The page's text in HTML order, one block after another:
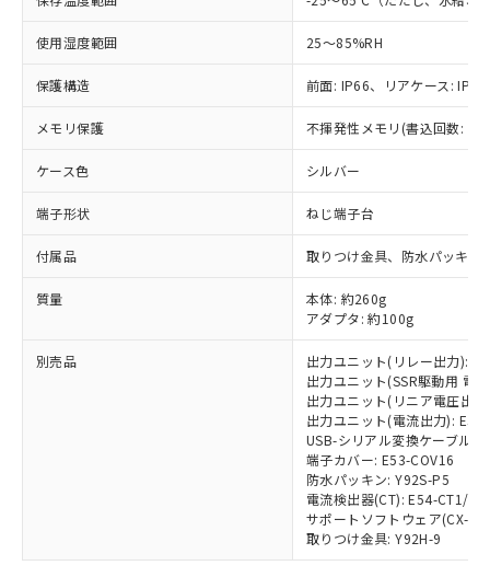
使用湿度範囲 25～85%RH
保護構造 前面: IP66、リアケース:
メモリ保護 不揮発性メモリ(書込回数:
ケース色 シルバー
端子形状 ねじ端子台
付属品 取りつけ金具、防水パッキン
質量
本体: 約260g
アダプタ: 約100g
別売品
出力ユニット(リレー出力):
出力ユニット(SSR駆動用 電
出力ユニット(リニア電圧出
出力ユニット(電流出力):
USB-シリアル変換ケーブル:
端子カバー: E53-COV16
防水パッキン: Y92S-P5
電流検出器(CT): E54-CT1/
サポートソフトウェア(CX-
取りつけ金具: Y92H-9
当社制御機器事業取扱商品の中には、
本サービスの対象外となる商品もある
記載している更新日時点での社内デー
タに基づき作成されるものであり、閲
覧された時点での実際の在庫および標
準価格とは異なる場合があることをご
正式な納期状況および標準価格はお客
様のお取引先、またはお客様担当のオ
ムロン制御機器販売店・当社販売員に
オムロン制御機器販売店や当社販売拠
」をご確認
在庫状況および標準価格結果を当社の
事前の承諾なく第三者に漏洩または開
示しないようお願いします。
マイパーツ機能（部品リスト作成サー
ビス）をご利用いただくには、I-Web
メンバーズにご登録されている必要が
非該当品：ライセンス料など無形物で、有
害物質有無と関係のない商品です。
仕入先様の事情により、非含有部品として
いたものが、含有品と判明した場合などや
むを得ず変更することがあります。
鉛(Pb) 1000ppm以下、 水銀(Hg) 1000ppm以下、 カド
類(PBB) 1000ppm以下、ポリ臭化ジフェニルエーテル類
(PBDE) 1000ppm以下、フタル酸ビス(2-エチルヘキシ
ル) (DEHP)(別名：DOP) 1000ppm以下、フタル酸ブチ
ルベンジル（BBP） 1000ppm以下、フタル酸ジブチル
（DBP） 1000ppm以下、フタル酸ジイソブチル
但し、RoHS指令で産業用監視および制御機器に対する
図的な使用がないことを確認しています。
部品在庫の切り替え状況などにより、予定
月が前後することがあります。
「○」：最大均質材料含有率が中国RoHSの
基準値以下であることを示します。
「×」：最大均質材料含有率が中国RoHSの
基準値を超えていることを示します。
「－」：未確認です。当社販売部門へお問
い合わせください。
*中国RoHS10物質の基準値 (GB/T26572)：
Cr(Ⅵ)(六価クロム) : 1000ppm、 PBBs(ポリ臭化ビフェ
ニル類) : 1000ppm、 PBDEs(ポリ臭化ジフェニルエーテ
DBP(フタル酸ジブチル) : 1000ppm、 DIBP(フタル酸ジ
DEHP(フタル酸ビス(2-エチルヘキシル)) : 1000ppm
「ｅ」：有害物質（10物質）のすべてが基
準値以下であることを示します。
「10」：通常の使用状況下において有害物
質が外部に漏えいし、環境に深刻な影響を
及ぼさない年数を意味します。
「－」：未確認です。当社販売部門へお問
い合わせください。
当社は、これら貴社製品のうち、外国
為替および外国貿易法に定める商品
（以下｢規制貨物等」という）を輸出
または国外への提供する場合は、日本
国政府の輸出許可(または役務取引許
当社は規制貨物を破棄する場合は、完
全に破砕するなど、違法に輸出されな
いよう必要な手段を講じます。
当社は貴社製品を、核兵器、ミサイ
ル、化学兵器、生物兵器またはその他
武器並びにこれらの製造装置等に一切
当社は、貴社製品を第三者に販売する
場合は、上記1、2および3の内容を当
該第三者に通知します。また当社は、
販売先および販売に係わる関係者が違
法に輸出するおそれがある場合は、取
一定数以上の在庫あり
一定数には満たないが在庫あり
在庫なし(最新の在庫状況につ
いては、お客様のお取引先、ま
たはお客様担当のオムロン制御
機器販売店・当社販売員にご確
受注生産機種、また在庫状況の
情報を公開していない機種